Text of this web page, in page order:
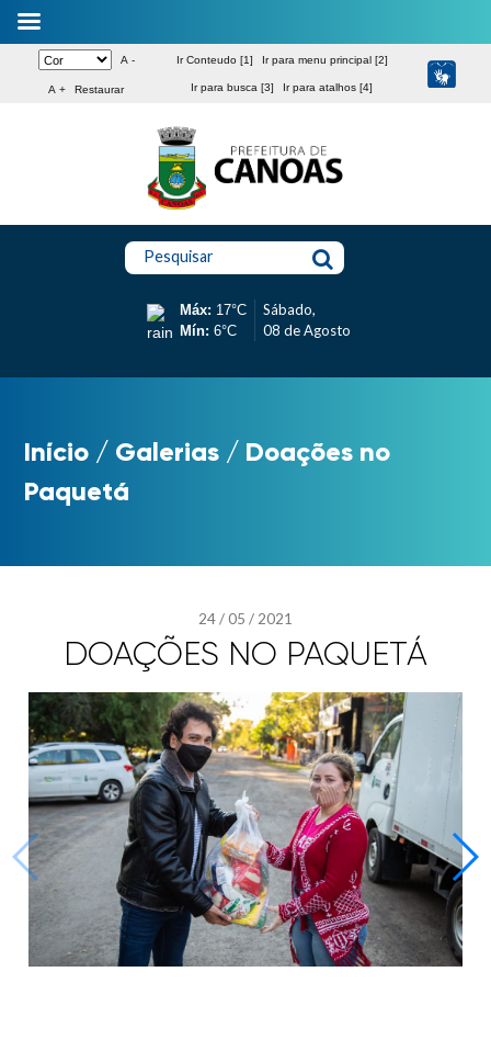
A -
A + Restaurar
Ir Conteudo [1] Ir para menu principal [2]
Ir para busca [3] Ir para atalhos [4]
Pesquisar
Máx: 17°C
Mín: 6°C
Sábado,
08 de Agosto
Início / Galerias / Doações no
Paquetá
24/05 /2021
DOAÇÕES NO PAQUETÁ